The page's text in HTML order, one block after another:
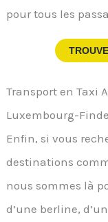
pour tous les
Transport en Taxi
Luxembourg-
Enfin, si vous
destinations
nous sommes là
d’une berline,